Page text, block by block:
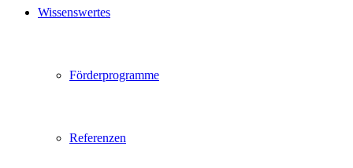
Wissenswertes
Förderprogramme
Referenzen